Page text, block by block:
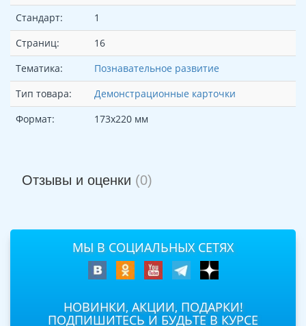
Стандарт:
1
Страниц:
16
Тематика:
Познавательное развитие
Тип товара:
Демонстрационные карточки
Формат:
173х220 мм
Отзывы и оценки (0)
МЫ В СОЦИАЛЬНЫХ СЕТЯХ
НОВИНКИ, АКЦИИ, ПОДАРКИ!
ПОДПИШИТЕСЬ И БУДЬТЕ В КУРСЕ